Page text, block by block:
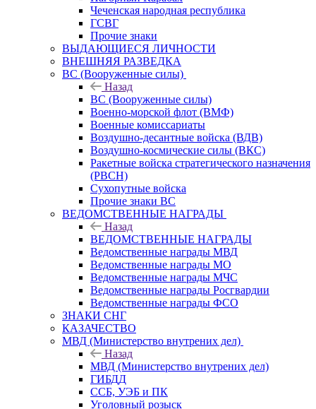
Чеченская народная республика
ГСВГ
Прочие знаки
ВЫДАЮЩИЕСЯ ЛИЧНОСТИ
ВНЕШНЯЯ РАЗВЕДКА
ВС (Вооруженные силы)
Назад
ВС (Вооруженные силы)
Военно-морской флот (ВМФ)
Военные комиссариаты
Воздушно-десантные войска (ВДВ)
Воздушно-космические силы (ВКС)
Ракетные войска стратегического назначения
(РВСН)
Сухопутные войска
Прочие знаки ВС
ВЕДОМСТВЕННЫЕ НАГРАДЫ
Назад
ВЕДОМСТВЕННЫЕ НАГРАДЫ
Ведомственные награды МВД
Ведомственные награды МО
Ведомственные награды МЧС
Ведомственные награды Росгвардии
Ведомственные награды ФСО
ЗНАКИ СНГ
КАЗАЧЕСТВО
МВД (Министерство внутрених дел)
Назад
МВД (Министерство внутрених дел)
ГИБДД
ССБ, УЭБ и ПК
Уголовный розыск